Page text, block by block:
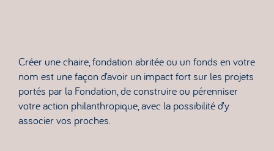
Créer une chaire, fondation abritée ou un fonds en votre
nom est une façon d’avoir un impact fort sur les projets
portés par la Fondation, de construire ou pérenniser
votre action philanthropique, avec la possibilité d’y
associer vos proches.